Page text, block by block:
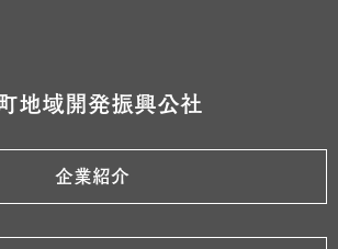
地域開発振興公社
企業紹介